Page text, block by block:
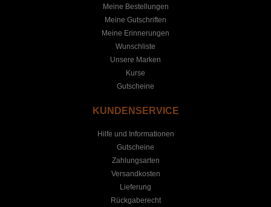
Meine Bestellungen
Meine Gutschriften
Meine Erinnerungen
Wunschliste
Unsere Marken
Kurse
Gutscheine
KUNDENSERVICE
Hilfe und Informationen
Gutscheine
Zahlungsarten
Versandkosten
Lieferung
Rückgaberecht